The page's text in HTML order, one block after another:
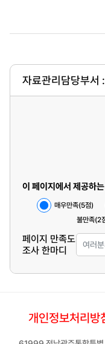
자료관리담당부서
이 페이지에서 제공하
매우만족(5점)
불만족(2
페이지 만족도
조사 한마디
개인정보처리방